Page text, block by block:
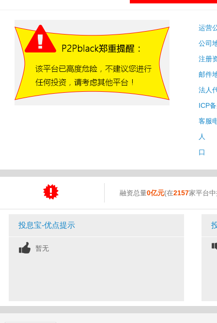
运营
公司
注册
邮件
法人
ICP
客服
人
口
融资总量0亿元(在2157家平台
投息宝-优点提示
暂无